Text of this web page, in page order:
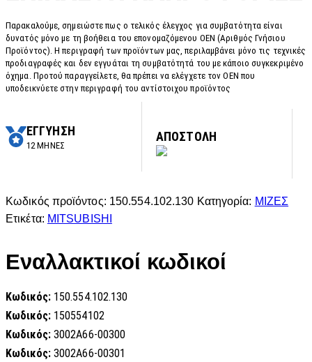
Παρακαλούμε, σημειώστε πως ο τελικός έλεγχος για συμβατότητα είναι
δυνατός μόνο με τη βοήθεια του επονομαζόμενου OEN (Αριθμός Γνήσιου
Προϊόντος). Η περιγραφή των προϊόντων μας, περιλαμβάνει μόνο τις τεχνικές
προδιαγραφές και δεν εγγυάται τη συμβατότητά του με κάποιο συγκεκριμένο
όχημα. Προτού παραγγείλετε, θα πρέπει να ελέγχετε τον OEN που
υποδεικνύετε στην περιγραφή του αντίστοιχου προϊόντος
ΕΓΓΥΗΣΗ
12 ΜΗΝΕΣ
ΑΠΟΣΤΟΛΗ
Κωδικός προϊόντος: 150.554.102.130 Κατηγορία: ΜΙΖΕΣ
Ετικέτα: MITSUBISHI
Εναλλακτικοί κωδικοί
Κωδικός: 150.554.102.130
Κωδικός: 150554102
Κωδικός: 3002A66-00300
Κωδικός: 3002A66-00301